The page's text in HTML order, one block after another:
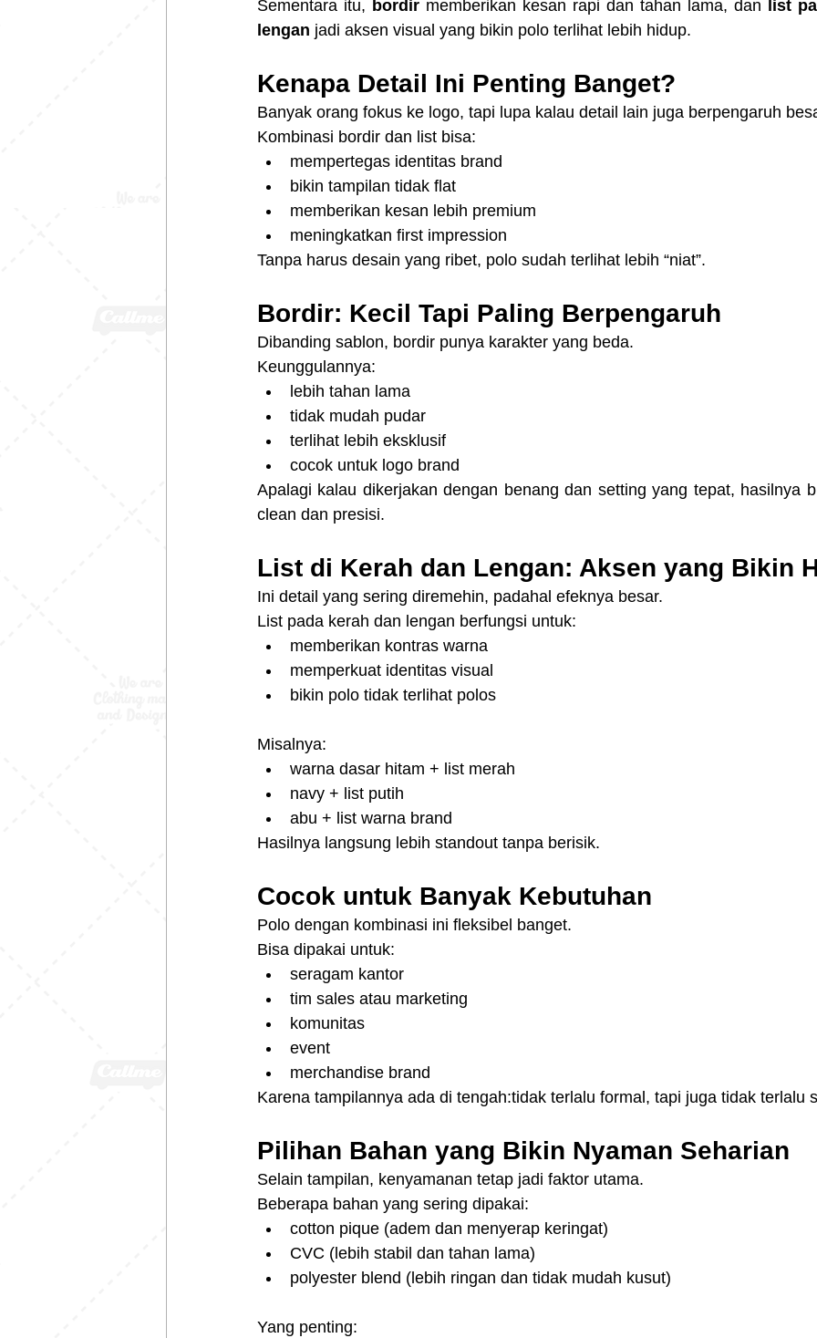
Sementara itu, bordir memberikan kesan rapi dan tahan lama, dan
list
lengan jadi aksen visual yang bikin polo terlihat lebih hidup.
Kenapa Detail Ini Penting Banget?
Banyak orang fokus ke logo, tapi lupa kalau detail lain juga berpengaruh
Kombinasi bordir dan list bisa:
mempertegas identitas brand
bikin tampilan tidak flat
memberikan kesan lebih premium
meningkatkan first impression
Tanpa harus desain yang ribet, polo sudah terlihat lebih “niat”.
Bordir: Kecil Tapi Paling Berpengaruh
Dibanding sablon, bordir punya karakter yang beda.
Keunggulannya:
lebih tahan lama
tidak mudah pudar
terlihat lebih eksklusif
cocok untuk logo brand
Apalagi kalau dikerjakan dengan benang dan setting yang tepat, hasilnya
clean dan presisi.
List di Kerah dan Lengan: Aksen yang Bikin
Ini detail yang sering diremehin, padahal efeknya besar.
List pada kerah dan lengan berfungsi untuk:
memberikan kontras warna
memperkuat identitas visual
bikin polo tidak terlihat polos
Misalnya:
warna dasar hitam + list merah
navy + list putih
abu + list warna brand
Hasilnya langsung lebih standout tanpa berisik.
Cocok untuk Banyak Kebutuhan
Polo dengan kombinasi ini fleksibel banget.
Bisa dipakai untuk:
seragam kantor
tim sales atau marketing
komunitas
event
merchandise brand
Karena tampilannya ada di tengah:tidak terlalu formal, tapi juga tidak terlalu
Pilihan Bahan yang Bikin Nyaman Seharian
Selain tampilan, kenyamanan tetap jadi faktor utama.
Beberapa bahan yang sering dipakai:
cotton pique (adem dan menyerap keringat)
CVC (lebih stabil dan tahan lama)
polyester blend (lebih ringan dan tidak mudah kusut)
Yang penting: